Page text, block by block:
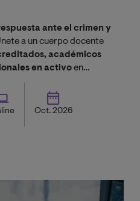
ante el crimen y
a un cuerpo docente
académicos
en activo en
y obtén un
Oct. 2026